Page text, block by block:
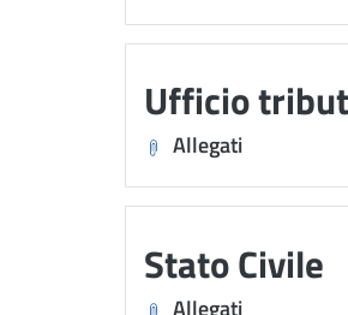
Ufficio
Allegati
Stato Civile